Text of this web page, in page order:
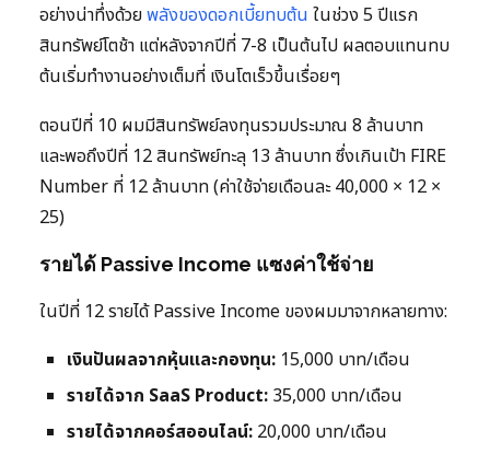
อย่างน่าทึ่งด้วยพลังของดอกเบี้ยทบต้น ในช่วง 5 ปีแรก
สินทรัพย์โตช้า แต่หลังจากปีที่ 7-8 เป็นต้นไป ผลตอบแทนทบ
ต้นเริ่มทำงานอย่างเต็มที่ เงินโตเร็วขึ้นเรื่อยๆ
ตอนปีที่ 10 ผมมีสินทรัพย์ลงทุนรวมประมาณ 8 ล้านบาท
และพอถึงปีที่ 12 สินทรัพย์ทะลุ 13 ล้านบาท ซึ่งเกินเป้า FIRE
Number ที่ 12 ล้านบาท (ค่าใช้จ่ายเดือนละ 40,000 × 12 ×
25)
รายได้ Passive Income แซงค่าใช้จ่าย
ในปีที่ 12 รายได้ Passive Income ของผมมาจากหลายทาง:
เงินปันผลจากหุ้นและกองทุน: 15,000 บาท/เดือน
รายได้จาก SaaS Product: 35,000 บาท/เดือน
รายได้จากคอร์สออนไลน์: 20,000 บาท/เดือน